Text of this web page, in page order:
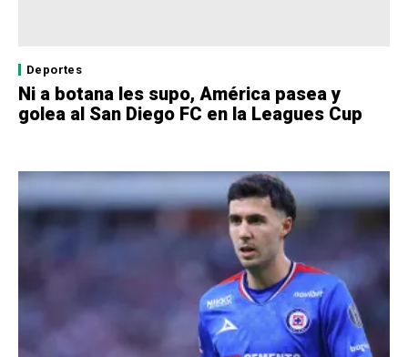
Deportes
Ni a botana les supo, América pasea y
golea al San Diego FC en la Leagues Cup